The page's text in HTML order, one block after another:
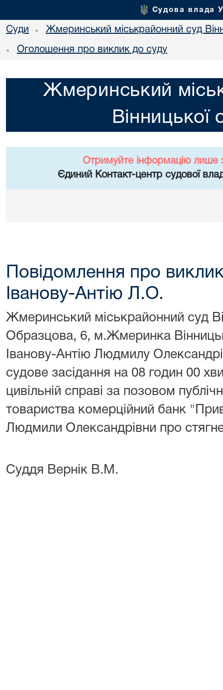
Судова влада
Суди • Жмеринський міськрайонний суд
• Оголошення про виклик до суду
Жмеринський
Вінницької
Отримуйте інформацію лише
Єдиний Контакт-центр судової
Повідомлення про
Іванову-Антію Л.О.
Жмеринський міськрайонний суд
Образцова, 6, м.Жмеринка
Іванову-Антію Людмилу
судове засідання на 08 годин 00
цивільній справі за позовом
товариства комерційний банк
Людмили Олександрівни про
Суддя Вернік В.М.